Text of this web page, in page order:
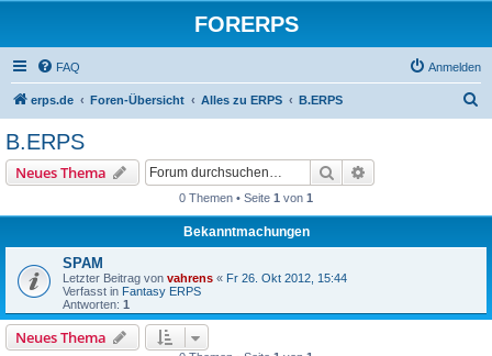
FORERPS
FAQ Anmelden
erps.de Foren-Übersicht Alles zu ERPS B.ERPS
B.ERPS
Neues Thema Suche
0 Themen • Seite 1 von 1
Bekanntmachungen
SPAM
Letzter Beitrag von vahrens « Fr 26. Okt 2012, 15:44
Verfasst in Fantasy ERPS
Antworten: 1
Neues Thema